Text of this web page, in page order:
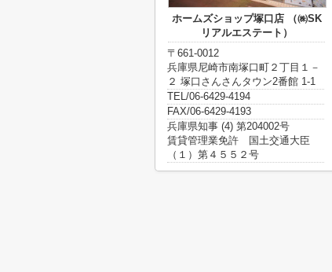
ホームズショップ塚口店 （㈱SK
リアルエステート）
〒661-0012
兵庫県尼崎市南塚口町２丁目１－
２ 塚口さんさんタウン2番館 1-1
TEL/06-6429-4194
FAX/06-6429-4193
兵庫県知事 (4) 第204002号
賃貸管理業免許 国土交通大臣
（１）第４５５２号